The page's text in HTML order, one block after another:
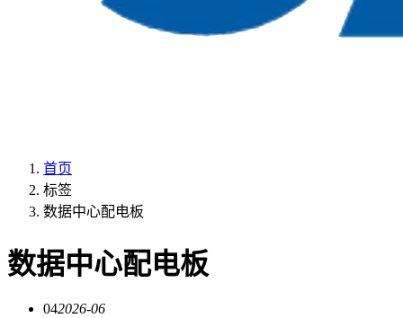
首页
标签
数据中心配电板
数据中心配电板
042026-06